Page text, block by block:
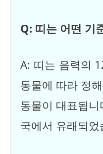
Q: 띠는 어떤 기
A: 띠는 음력의
동물에 따라 정
동물이 대표됩
국에서 유래되었